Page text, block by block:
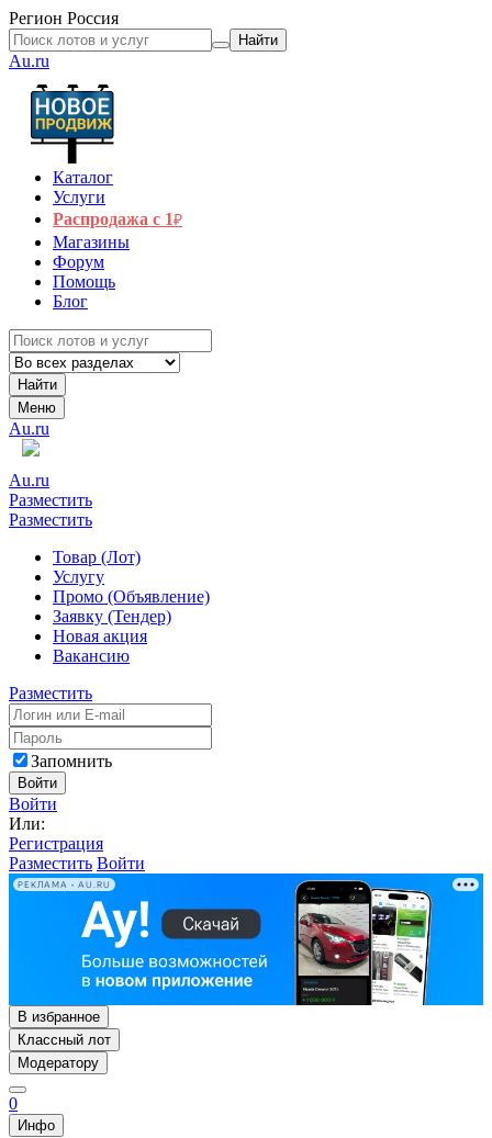
Регион Россия
Найти
Au.ru
Каталог
Услуги
Распродажа с 1₽
Магазины
Форум
Помощь
Блог
Найти
Меню
Au.ru
Au.ru
Разместить
Разместить
Товар (Лот)
Услугу
Промо (Объявление)
Заявку (Тендер)
Новая акция
Вакансию
Разместить
Запомнить
Войти
Войти
Или:
Регистрация
Разместить Войти
РЕКЛАМА • AU.RU
В избранное
Классный лот
Модератору
0
Инфо